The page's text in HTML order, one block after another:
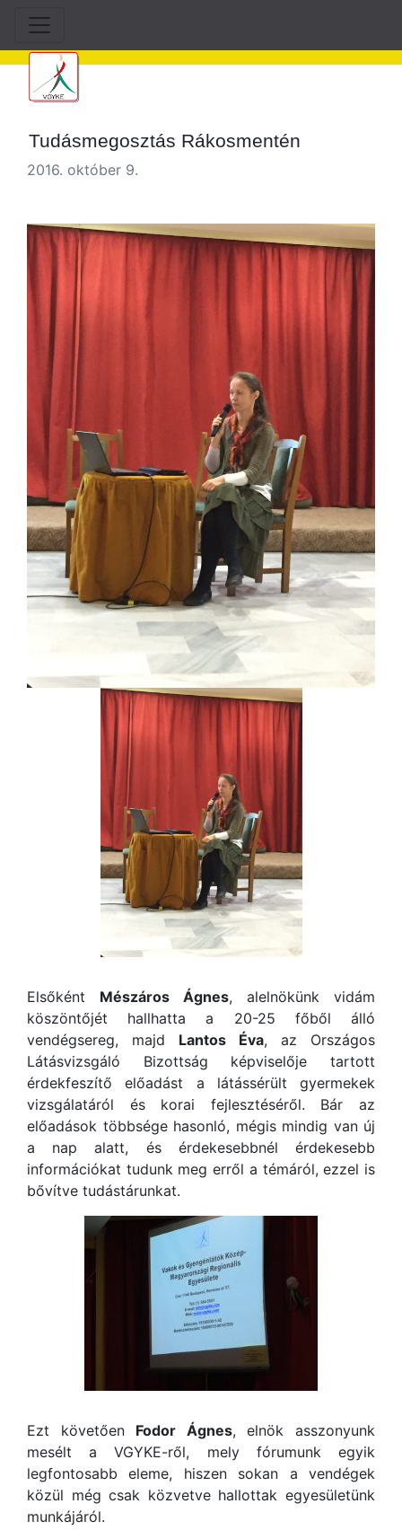
Tudásmegosztás Rákosmentén
2016. október 9.
Elsőként Mészáros Ágnes, alelnökünk vidám
köszöntőjét hallhatta a 20-25 főből álló
vendégsereg, majd Lantos Éva, az Országos
Látásvizsgáló Bizottság képviselője tartott
érdekfeszítő előadást a látássérült gyermekek
vizsgálatáról és korai fejlesztéséről. Bár az
előadások többsége hasonló, mégis mindig van új
a nap alatt, és érdekesebbnél érdekesebb
információkat tudunk meg erről a témáról, ezzel is
bővítve tudástárunkat.
Ezt követően Fodor Ágnes, elnök asszonyunk
mesélt a VGYKE-ről, mely fórumunk egyik
legfontosabb eleme, hiszen sokan a vendégek
közül még csak közvetve hallottak egyesületünk
munkájáról.